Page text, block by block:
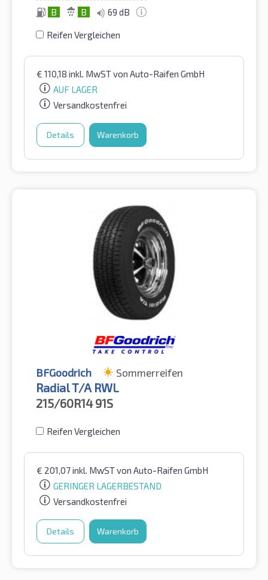
B B 69 dB
Reifen Vergleichen
€ 110,18 inkl. MwSTvon Auto-Raifen GmbH
AUF LAGER
Versandkostenfrei
Details Warenkorb
BFGoodrich Sommerreifen
Radial T/A RWL
215/60R14 91S
Reifen Vergleichen
€ 201,07inkl. MwSTvon Auto-Raifen GmbH
GERINGER LAGERBESTAND
Versandkostenfrei
Details Warenkorb